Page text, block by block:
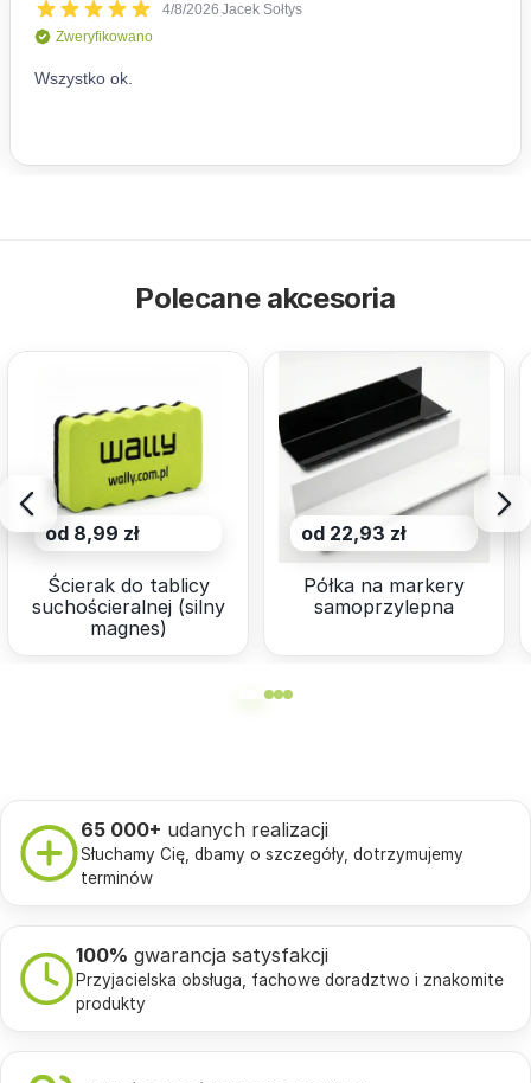
Polecane akcesoria
od 8,99 zł
Ścierak do tablicy
suchościeralnej (silny
magnes)
od 22,93 zł
Półka na markery
samoprzylepna
65 000+ udanych realizacji
Słuchamy Cię, dbamy o szczegóły, dotrzymujemy
terminów
100% gwarancja satysfakcji
Przyjacielska obsługa, fachowe doradztwo i znakomite
produkty